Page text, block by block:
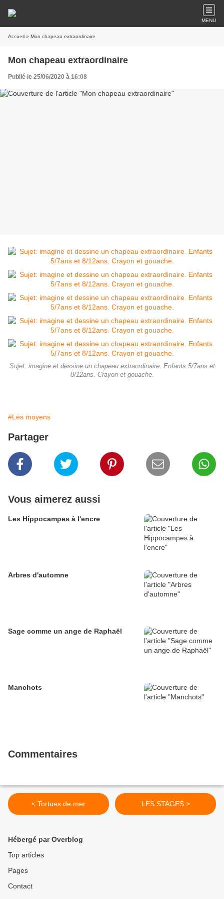
MENU
Accueil » Mon chapeau extraordinaire
Mon chapeau extraordinaire
Publié le 25/06/2020 à 16:08
Sujet: imagine et dessine un chapeau extraordinaire. Enfants 5/7ans et
8/12ans. Crayon et gouache.
#Les moyens
Partager
Vous aimerez aussi
Les Hippocampes à l'encre
Arbres d'automne
Sage comme un ange de Raphaël
Manchots
Commentaires
< Tortues de mer LES STAGES >
Hébergé par Overblog
Top articles
Pages
Contact